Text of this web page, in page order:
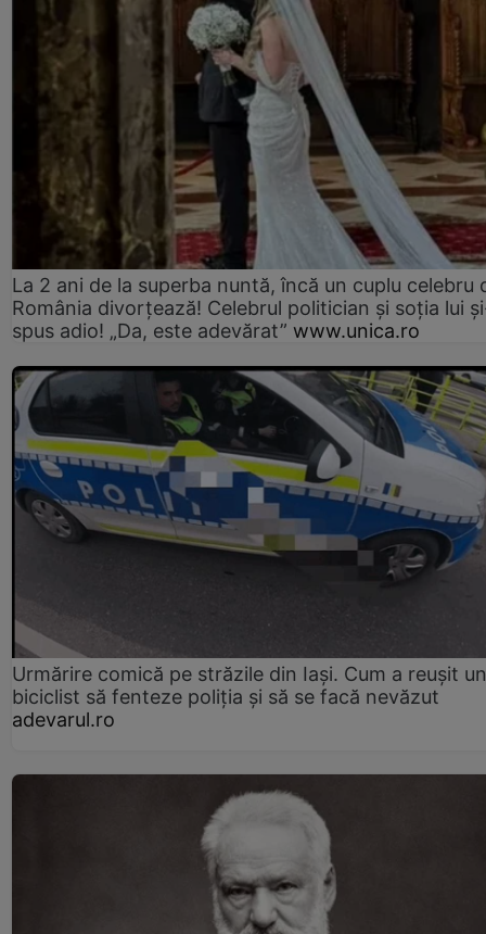
La 2 ani de la superba nuntă, încă un cuplu celebru
România divorțează! Celebrul politician și soția lui
spus adio! „Da, este adevărat” www.unica.ro
Urmărire comică pe străzile din Iași. Cum a reușit un
biciclist să fenteze poliția și să se facă nevăzut
adevarul.ro